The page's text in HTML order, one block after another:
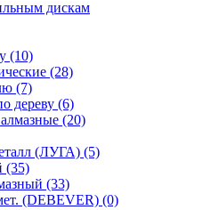
дискам
(10)
(28)
(7)
дереву (6)
(20)
(ЛУГА) (5)
(35)
(33)
(DEBEVER) (0)